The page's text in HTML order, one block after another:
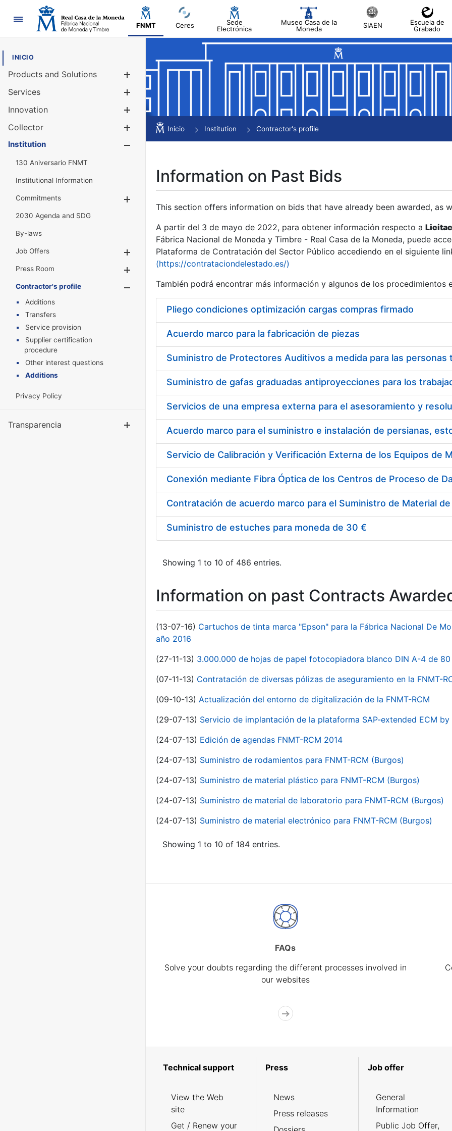
Navigation
FNMT Ceres
Sede
Electrónica
Museo Casa de la
Moneda
SIAEN
Escuela de
Grabado
INICIO
Products and Solutions
Services
Innovation
Collector
Show/Hide
Institution
130 Aniversario FNMT
Institutional Information
Commitments
2030 Agenda and SDG
By-laws
Job Offers
Show/Hide
Press Room
Show/Hide
Contractor's profile
Show/Hide
Additions
Transfers
Service provision
Supplier certification
procedure
Other interest questions
Additions
Privacy Policy
Transparencia Show/Hide
Inicio Institution Contractor's profile
Information on Past Bids
This section offers information on bids that have already been awarded, as
A partir del 3 de mayo de 2022, para obtener información respecto a
Fábrica Nacional de Moneda y Timbre - Real Casa de la Moneda, puede
Plataforma de Contratación del Sector Público accediendo en el siguiente
(https://contrataciondelestado.es/)
También podrá encontrar más información y algunos de los procedimientos
Pliego condiciones optimización cargas compras firmado
Acuerdo marco para la fabricación de piezas
Acuerdo marco para el suministro e instalación de persianas,
Suministro de estuches para moneda de 30 €
Showing 1 to 10 of 486 entries.
Information on past Contracts
(13-07-16) Cartuchos de tinta marca "Epson" para la Fábrica Nacional De
año 2016
(27-11-13) 3.000.000 de hojas de papel fotocopiadora blanco DIN A-4 de 80
(07-11-13) Contratación de diversas pólizas de aseguramiento en la FNMT-
(09-10-13) Actualización del entorno de digitalización de la FNMT-RCM
(29-07-13) Servicio de implantación de la plataforma SAP-extended ECM by
(24-07-13) Edición de agendas FNMT-RCM 2014
(24-07-13) Suministro de rodamientos para FNMT-RCM (Burgos)
(24-07-13) Suministro de material plástico para FNMT-RCM (Burgos)
(24-07-13) Suministro de material de laboratorio para FNMT-RCM (Burgos)
(24-07-13) Suministro de material electrónico para FNMT-RCM (Burgos)
Showing 1 to 10 of 184 entries.
FAQs
Solve your doubts regarding the different processes involved in
our websites
Technical support
View the Web
site
Get / Renew your
Press
News
Press releases
Job offer
General
Information
Public Job Offer,